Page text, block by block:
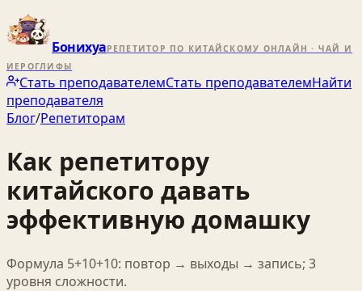
БонихуаРЕПЕТИТОР ПО КИТАЙСКОМУ ОНЛАЙН · ЧАЙ И
ИЕРОГЛИФЫ
Стать преподавателемСтать преподавателемНайти
преподавателя
Блог/Репетиторам
Как репетитору
китайского давать
эффективную домашку
Формула 5+10+10: повтор → выходы → запись; 3
уровня сложности.